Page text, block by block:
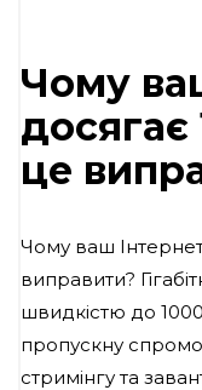
Чому
досягає
це
Чому ваш Інтернет
виправити?
швидкістю до
пропускну
стримінгу та